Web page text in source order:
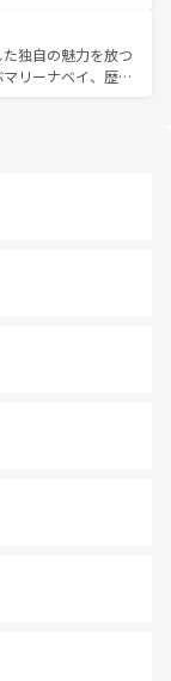
にも異なる楽しみ
、仏教を中心とし
る旅人を魅了し続
スポットが密集し
魅力。息をのむよ
存分に楽しみ尽く
独自の魅力を放つ
リーナベイ、歴史
外せないスポット